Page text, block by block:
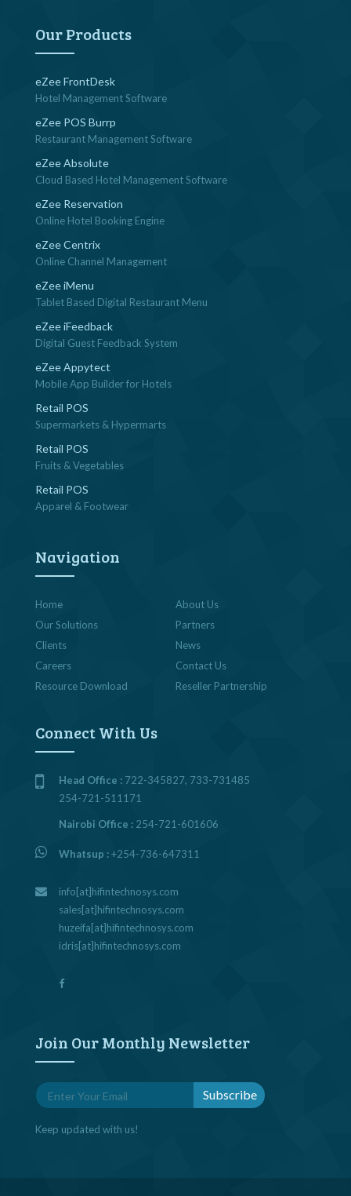
Our Products
eZee FrontDesk
Hotel Management Software
eZee POS Burrp
Restaurant Management Software
eZee Absolute
Cloud Based Hotel Management Software
eZee Reservation
Online Hotel Booking Engine
eZee Centrix
Online Channel Management
eZee iMenu
Tablet Based Digital Restaurant Menu
eZee iFeedback
Digital Guest Feedback System
eZee Appytect
Mobile App Builder for Hotels
Retail POS
Supermarkets & Hypermarts
Retail POS
Fruits & Vegetables
Retail POS
Apparel & Footwear
Navigation
Home
About Us
Our Solutions
Partners
Clients
News
Careers
Contact Us
Resource Download
Reseller Partnership
Connect With Us
Head Office : 722-345827, 733-731485
254-721-511171
Nairobi Office : 254-721-601606
Whatsup :+254-736-647311
info[at]hifintechnosys.com
sales[at]hifintechnosys.com
huzeifa[at]hifintechnosys.com
idris[at]hifintechnosys.com
Join Our Monthly Newsletter
Keep updated with us!